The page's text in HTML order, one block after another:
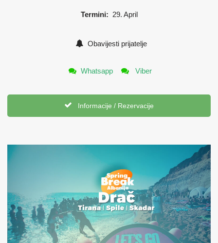
Termini: 29. April
Obavijesti prijatelje
Whatsapp Viber
Informacije / Rezervacije